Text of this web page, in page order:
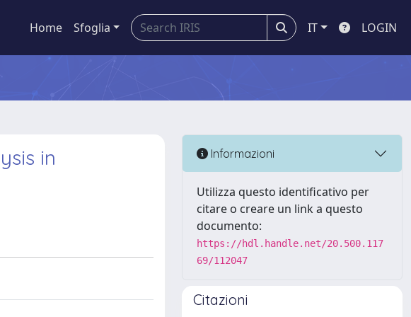
Home Sfoglia IT LOGIN
in
Informazioni
Utilizza questo identificativo per
citare o creare un link a questo
documento:
https://hdl.handle.net/20.500.117
69/112047
Citazioni